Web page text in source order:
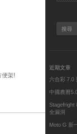
便架!
近期文章
六合彩 7.0
中國農曆
Stagefright
全漏洞
Moto G 新